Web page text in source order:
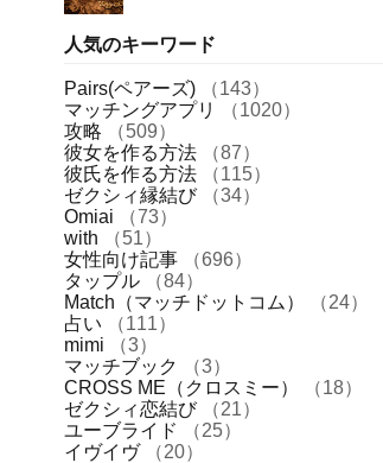
人気のキーワード
Pairs(ペアーズ)
（143）
マッチングアプリ
（1020）
攻略
（509）
彼女を作る方法
（87）
彼氏を作る方法
（115）
ゼクシィ縁結び
（34）
Omiai
（73）
with
（51）
女性向け記事
（696）
タップル
（84）
Match（マッチドットコム）
（24）
占い
（111）
mimi
（3）
マッチブック
（3）
CROSS ME（クロスミー）
（18）
ゼクシィ恋結び
（21）
ユーブライド
（25）
イヴイヴ
（20）